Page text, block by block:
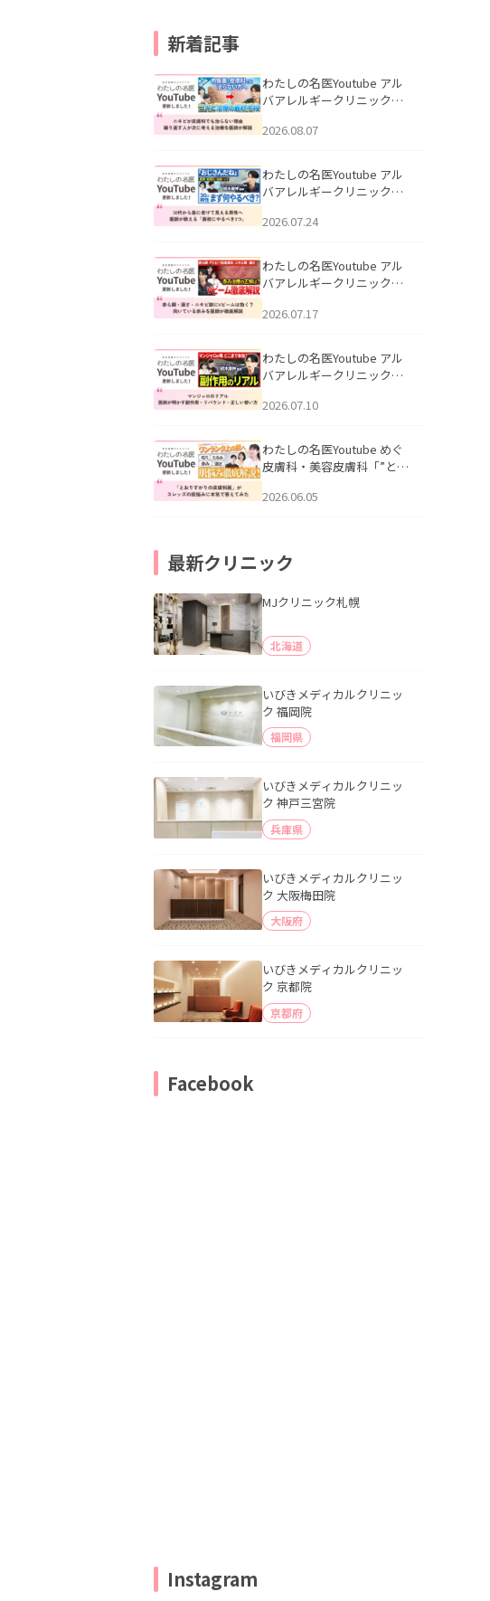
新着記事
わたしの名医Youtube アル
バアレルギークリニック札
らない理由｜繰り返す人が
説」を公開いたしました。
2026.08.07
わたしの名医Youtube アル
バアレルギークリニック札
える男性へ｜医師が教える
公開いたしました。
2026.07.24
わたしの名医Youtube アル
バアレルギークリニック札
跡にVビームは効く？向いて
説」を公開いたしました。
2026.07.17
わたしの名医Youtube アル
バアレルギークリニック札
医師が明かす副作用・リバ
公開いたしました。
2026.07.10
わたしの名医Youtube めぐ
皮膚科・美容皮膚科「”とお
ッズの肌悩みに本気で答え
2026.06.05
最新クリニック
MJクリニック札幌
北海道
いびきメディカルクリニッ
ク 福岡院
福岡県
いびきメディカルクリニッ
ク 神戸三宮院
兵庫県
いびきメディカルクリニッ
ク 大阪梅田院
大阪府
いびきメディカルクリニッ
ク 京都院
京都府
Facebook
Instagram